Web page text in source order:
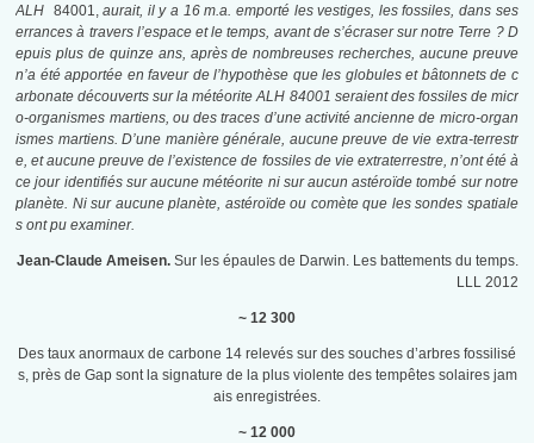
ALH 84001,aurait, il y a 16 m.a. emporté les vestiges, les fossiles, dans ses
errances à travers l’espace et le temps, avant de s’écraser sur notre Terre ? D
epuis plus de quinze ans, après de nombreuses recherches, aucune preuve
n’a été apportée en faveur de l’hypothèse que les globules et bâtonnets de c
arbonate découverts sur la météorite ALH 84001 seraient des fossiles de micr
o-organismes martiens, ou des traces d’une activité ancienne de micro-organ
ismes martiens.D’une manière générale, aucune preuve de vie extra-terrestr
e, et aucune preuve de l’existence de fossiles de vie extraterrestre, n’ont été à
ce jour identifiés sur aucune météorite ni sur aucun astéroïde tombé sur notre
planète. Ni sur aucune planète, astéroïde ou comète que les sondes spatiale
s ont pu examiner.
Jean-Claude Ameisen. Sur les épaules de Darwin. Les battements du temps.
LLL 2012
~ 12 300
Des taux anormaux de carbone 14 relevés sur des souches d’arbres fossilisé
s, près de Gap sont la signature de la plus violente des tempêtes solaires jam
ais enregistrées.
~ 12 000